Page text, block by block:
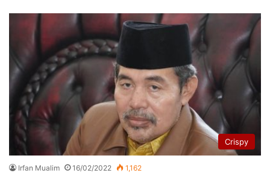
Crispy
Irfan Mualim 16/02/2022 1,162